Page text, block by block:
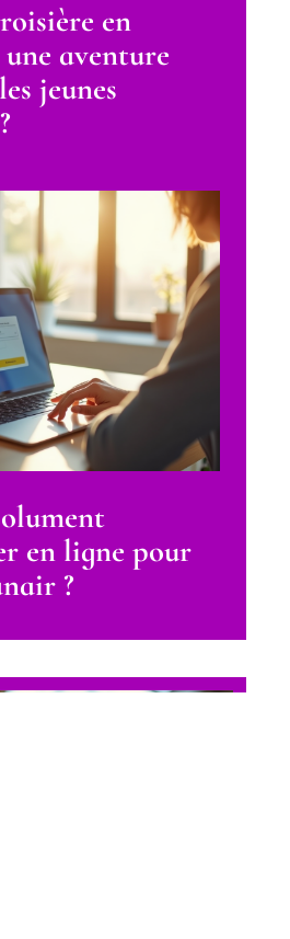
en
aventure
jeunes
en ligne pour
?